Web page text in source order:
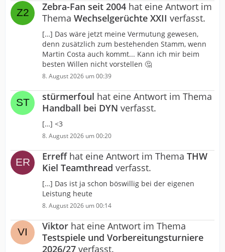
Zebra-Fan seit 2004 hat eine Antwort im
Thema Wechselgerüchte XXII verfasst.
[…] Das wäre jetzt meine Vermutung gewesen,
denn zusätzlich zum bestehenden Stamm, wenn
Martin Costa auch kommt... Kann ich mir beim
besten Willen nicht vorstellen 🤔
8. August 2026 um 00:39
stürmerfoul hat eine Antwort im Thema
Handball bei DYN verfasst.
[…] <3
8. August 2026 um 00:20
Erreffhat eine Antwort im Thema THW
Kiel Teamthread verfasst.
[…] Das ist ja schon böswillig bei der eigenen
Leistung heute
8. August 2026 um 00:14
Viktor hat eine Antwort im Thema
Testspiele und Vorbereitungsturniere
2026/27 verfasst.